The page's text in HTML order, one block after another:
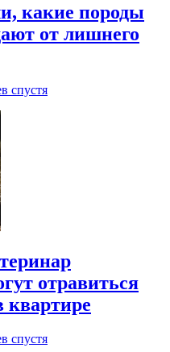
какие породы
от лишнего
спустя
отравиться
квартире
спустя